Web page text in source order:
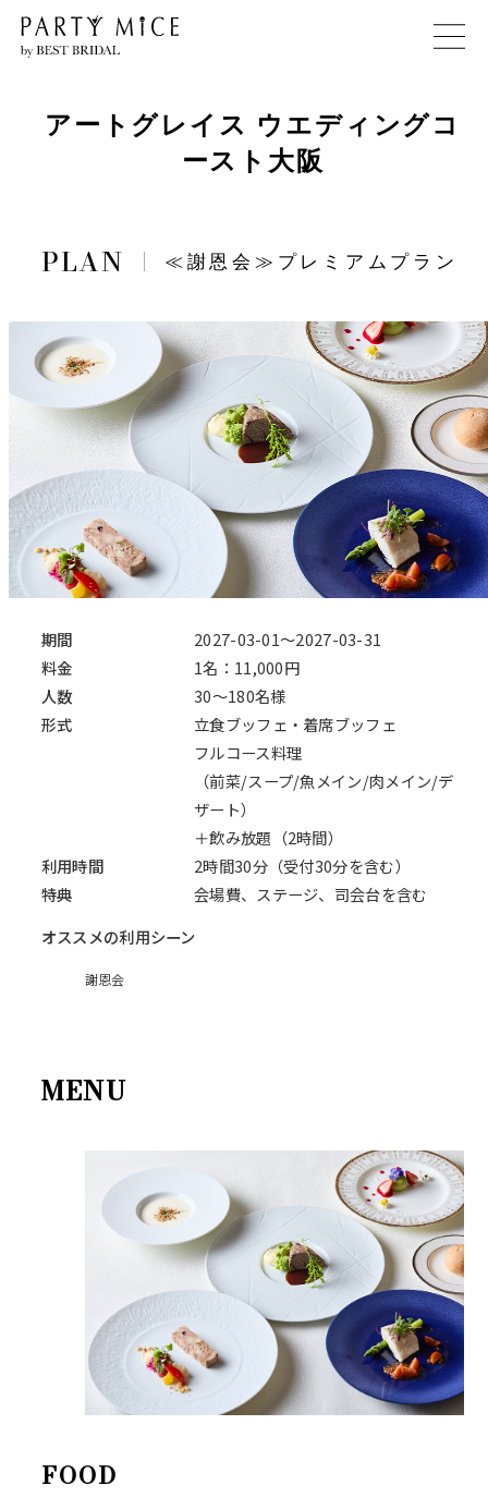
アートグレイス ウエディングコ
ースト大阪
≪謝恩会≫プレミアムプラン
期間
2027-03-01～2027-03-31
料金
1名：11,000円
人数
30～180名様
形式
立食ブッフェ・着席ブッフェ
フルコース料理
（前菜/スープ/魚メイン/肉メイン/デ
ザート）
＋飲み放題（2時間）
利用時間
2時間30分（受付30分を含む）
特典
会場費、ステージ、司会台を含む
オススメの利用シーン
謝恩会
MENU
FOOD